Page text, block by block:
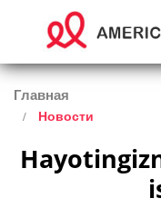
Главная
Новости